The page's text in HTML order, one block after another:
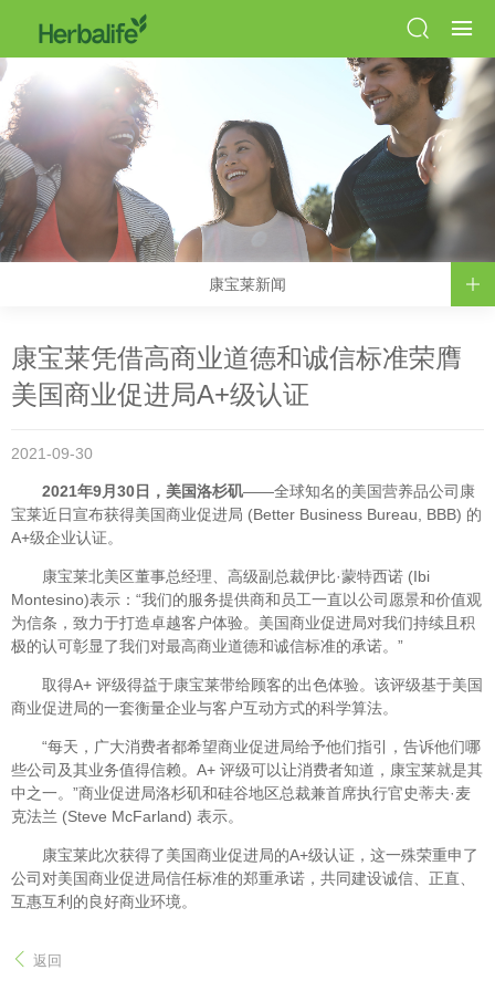
康宝莱新闻
康宝莱凭借高商业道德和诚信标准荣膺
美国商业促进局A+级认证
2021-09-30
2021年9月30日，美国洛杉矶——全球知名的美国营养品公司康
宝莱近日宣布获得美国商业促进局 (Better Business Bureau, BBB) 的
A+级企业认证。
康宝莱北美区董事总经理、高级副总裁伊比·蒙特西诺 (Ibi
Montesino)表示：“我们的服务提供商和员工一直以公司愿景和价值观
为信条，致力于打造卓越客户体验。美国商业促进局对我们持续且积
极的认可彰显了我们对最高商业道德和诚信标准的承诺。”
取得A+ 评级得益于康宝莱带给顾客的出色体验。该评级基于美国
商业促进局的一套衡量企业与客户互动方式的科学算法。
“每天，广大消费者都希望商业促进局给予他们指引，告诉他们哪
些公司及其业务值得信赖。A+ 评级可以让消费者知道，康宝莱就是其
中之一。”商业促进局洛杉矶和硅谷地区总裁兼首席执行官史蒂夫·麦
克法兰 (Steve McFarland) 表示。
康宝莱此次获得了美国商业促进局的A+级认证，这一殊荣重申了
公司对美国商业促进局信任标准的郑重承诺，共同建设诚信、正直、
互惠互利的良好商业环境。
返回